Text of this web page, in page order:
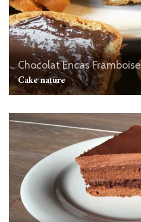
ChocolatEncasFramboise
Cake nature